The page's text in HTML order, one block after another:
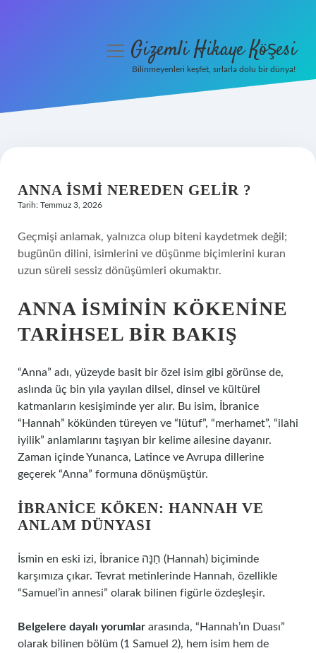
Hakkımızda
menüyüGizemli Hikaye Köşesi
Bilinmeyenleri keşfet, sırlarla dolu bir dünya!
ANNA ISMI NEREDEN GELIR ?
Tarih: Temmuz 3, 2026
Geçmişi anlamak, yalnızca olup biteni kaydetmek değil;
bugünün dilini, isimlerini ve düşünme biçimlerini kuran
uzun süreli sessiz dönüşümleri okumaktır.
ANNA İSMININ KÖKENINE
TARIHSEL BIR BAKIŞ
“Anna” adı, yüzeyde basit bir özel isim gibi görünse de,
aslında üç bin yıla yayılan dilsel, dinsel ve kültürel
katmanların kesişiminde yer alır. Bu isim, İbranice
“Hannah” kökünden türeyen ve “lütuf”, “merhamet”, “ilahi
iyilik” anlamlarını taşıyan bir kelime ailesine dayanır.
Zaman içinde Yunanca, Latince ve Avrupa dillerine
geçerek “Anna” formuna dönüşmüştür.
İBRANICE KÖKEN: HANNAH VE
ANLAM DÜNYASI
İsmin en eski izi, İbranice חַנָּה (Hannah) biçiminde
karşımıza çıkar. Tevrat metinlerinde Hannah, özellikle
“Samuel’in annesi” olarak bilinen figürle özdeşleşir.
Belgelere dayalı yorumlar arasında, “Hannah’ın Duası”
olarak bilinen bölüm (1 Samuel 2), hem isim hem de